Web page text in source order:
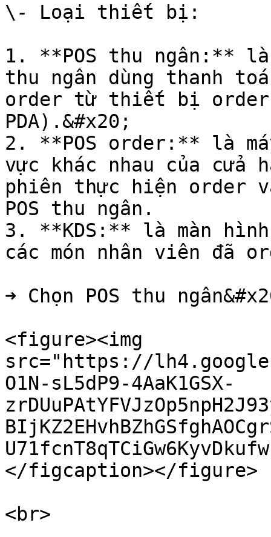
\- Loại thiết bị:
1. **POS thu ngân:**
thu ngân dùng thanh
order từ thiết bị
PDA).&#x20;
2. **POS order:** là
vực khác nhau của cửa
phiên thực hiện order
POS thu ngân.
3. **KDS:** là màn
các món nhân viên đã
➜ Chọn POS thu
<figure><img
src="https://
O1N-sL5dP9-4AaK1GSX-
</figcaption></figure>
<br>